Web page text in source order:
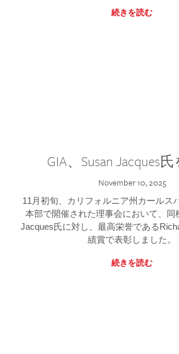
続きを読む
GIA、Susan Jacques
November 10, 2025
11月初旬、カリフォルニア州カールス
本部で開催された理事会において、同
Jacques氏に対し、最高栄誉である
績賞で表彰しました。
続きを読む